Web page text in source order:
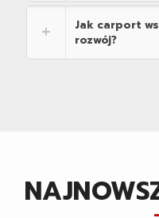
Jak carport
rozwój?